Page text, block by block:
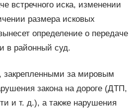
встречного иска, изменении
размера исковых
определение о передаче
в районный суд.
за мировым
закона на дороге (ДТП,
и т. д.), а также нарушения